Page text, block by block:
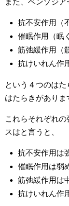
また、ベンゾジア
抗不安作用（
催眠作用（眠
筋弛緩作用（
抗けいれん作
という４つのは
はたらきがありま
これらそれぞれ
スはと言うと、
抗不安作用は
催眠作用は弱
筋弛緩作用は
抗けいれん作